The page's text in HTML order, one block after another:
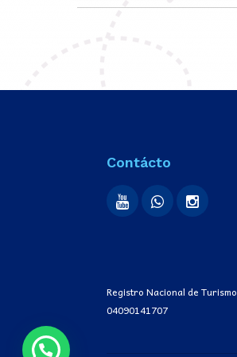
Contácto
Registro Nacional de Turismo
04090141707